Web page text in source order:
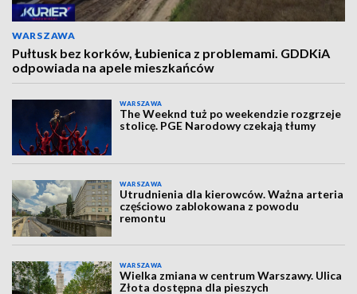
WARSZAWA
Pułtusk bez korków, Łubienica z problemami. GDDKiA
odpowiada na apele mieszkańców
WARSZAWA
The Weeknd tuż po weekendzie rozgrzeje
stolicę. PGE Narodowy czekają tłumy
WARSZAWA
Utrudnienia dla kierowców. Ważna arteria
częściowo zablokowana z powodu
remontu
WARSZAWA
Wielka zmiana w centrum Warszawy. Ulica
Złota dostępna dla pieszych